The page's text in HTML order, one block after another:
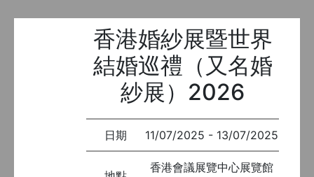
香港婚紗展暨世界
結婚巡禮（又名婚
紗展）2026
日期 11/07/2025 - 13/07/2025
香港會議展覽中心展覽館